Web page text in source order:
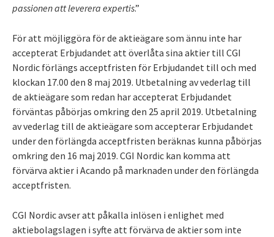
passionen att leverera expertis.”
För att möjliggöra för de aktieägare som ännu inte har
accepterat Erbjudandet att överlåta sina aktier till CGI
Nordic förlängs acceptfristen för Erbjudandet till och med
klockan 17.00 den 8 maj 2019. Utbetalning av vederlag till
de aktieägare som redan har accepterat Erbjudandet
förväntas påbörjas omkring den 25 april 2019. Utbetalning
av vederlag till de aktieägare som accepterar Erbjudandet
under den förlängda acceptfristen beräknas kunna påbörjas
omkring den 16 maj 2019. CGI Nordic kan komma att
förvärva aktier i Acando på marknaden under den förlängda
acceptfristen.
CGI Nordic avser att påkalla inlösen i enlighet med
aktiebolagslagen i syfte att förvärva de aktier som inte